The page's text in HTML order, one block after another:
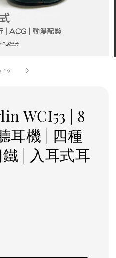
1 / 9
WCI53 | 8
耳機 | 四種
| 入耳式耳